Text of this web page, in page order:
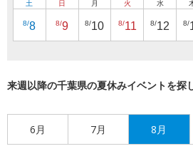
土
8/8
日
8/9
月
8/10
火
8/11
水
8/12 8/
来週以降の千葉県の夏休みイベントを探
6月 7月 8月